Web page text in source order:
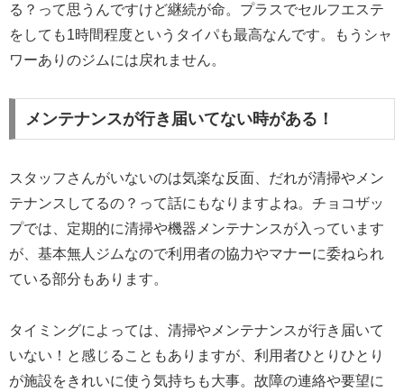
る？って思うんですけど継続が命。プラスでセルフエステ
をしても1時間程度というタイパも最高なんです。もうシャ
ワーありのジムには戻れません。
メンテナンスが行き届いてない時がある！
スタッフさんがいないのは気楽な反面、だれが清掃やメン
テナンスしてるの？って話にもなりますよね。チョコザッ
プでは、定期的に清掃や機器メンテナンスが入っています
が、基本無人ジムなので利用者の協力やマナーに委ねられ
ている部分もあります。
タイミングによっては、清掃やメンテナンスが行き届いて
いない！と感じることもありますが、利用者ひとりひとり
が施設をきれいに使う気持ちも大事。故障の連絡や要望に